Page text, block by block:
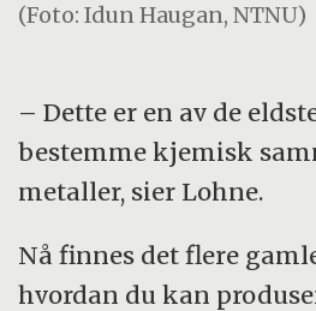
(Foto: Idun Haugan, NTNU)
– Dette er en av de
bestemme kjemisk
metaller, sier Lohne.
Nå finnes det flere
hvordan du kan